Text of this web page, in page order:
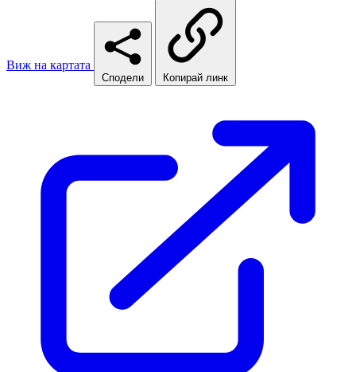
Виж на картата
Сподели Копирай линк